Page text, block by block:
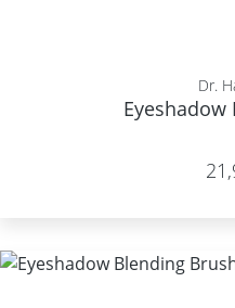
Dr.